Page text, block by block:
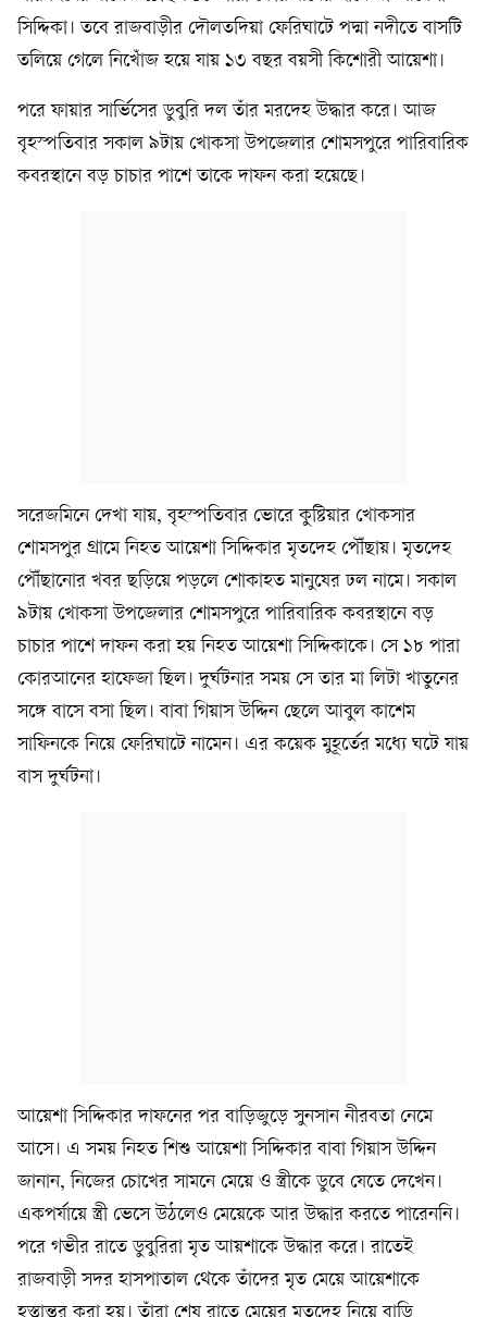
সিদ্দিকা। তবে রাজবাড়ীর দৌলতদিয়া ফেরিঘাটে পদ্মা নদীতে বাসটি
তলিয়ে গেলে নিখোঁজ হয়ে যায় ১৩ বছর বয়সী কিশোরী আয়েশা।
পরে ফায়ার সার্ভিসের ডুবুরি দল তাঁর মরদেহ উদ্ধার করে। আজ
বৃহস্পতিবার সকাল ৯টায় খোকসা উপজেলার শোমসপুরে পারিবারিক
কবরস্থানে বড় চাচার পাশে তাকে দাফন করা হয়েছে।
সরেজমিনে দেখা যায়, বৃহস্পতিবার ভোরে কুষ্টিয়ার খোকসার
শোমসপুর গ্রামে নিহত আয়েশা সিদ্দিকার মৃতদেহ পৌঁছায়। মৃতদেহ
পৌঁছানোর খবর ছড়িয়ে পড়লে শোকাহত মানুষের ঢল নামে। সকাল
৯টায় খোকসা উপজেলার শোমসপুরে পারিবারিক কবরস্থানে বড়
চাচার পাশে দাফন করা হয় নিহত আয়েশা সিদ্দিকাকে। সে ১৮ পারা
কোরআনের হাফেজা ছিল। দুর্ঘটনার সময় সে তার মা লিটা খাতুনের
সঙ্গে বাসে বসা ছিল। বাবা গিয়াস উদ্দিন ছেলে আবুল কাশেম
সাফিনকে নিয়ে ফেরিঘাটে নামেন। এর কয়েক মুহূর্তের মধ্যে ঘটে যায়
বাস দুর্ঘটনা।
আয়েশা সিদ্দিকার দাফনের পর বাড়িজুড়ে সুনসান নীরবতা নেমে
আসে। এ সময় নিহত শিশু আয়েশা সিদ্দিকার বাবা গিয়াস উদ্দিন
জানান, নিজের চোখের সামনে মেয়ে ও স্ত্রীকে ডুবে যেতে দেখেন।
একপর্যায়ে স্ত্রী ভেসে উঠলেও মেয়েকে আর উদ্ধার করতে পারেননি।
পরে গভীর রাতে ডুবুরিরা মৃত আয়শাকে উদ্ধার করে। রাতেই
রাজবাড়ী সদর হাসপাতাল থেকে তাঁদের মৃত মেয়ে আয়েশাকে